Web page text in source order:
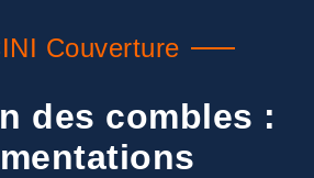
Couverture
des combles :